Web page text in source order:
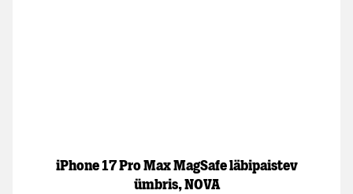
iPhone 17 Pro Max MagSafe läbipaistev
ümbris, NOVA